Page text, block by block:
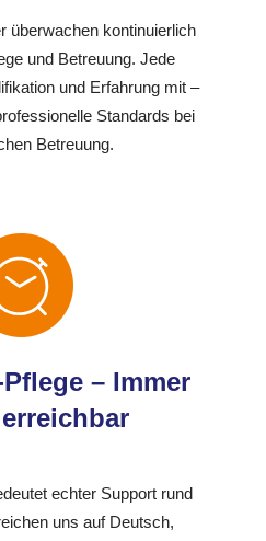
überwachen kontinuierlich
und Betreuung. Jede
und Erfahrung mit –
Standards bei
Betreuung.
– Immer
echter Support rund
uns auf Deutsch,